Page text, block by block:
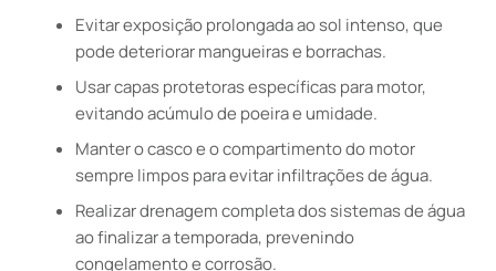
Evitar exposição prolongada ao sol intenso, que
pode deteriorar mangueiras e borrachas.
Usar capas protetoras específicas para motor,
evitando acúmulo de poeira e umidade.
Manter o casco e o compartimento do motor
sempre limpos para evitar infiltrações de água.
Realizar drenagem completa dos sistemas de água
ao finalizar a temporada, prevenindo
congelamento e corrosão.